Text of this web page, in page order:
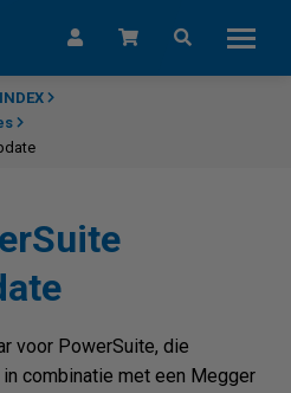
voor PowerSuite, die
combinatie met een Megger